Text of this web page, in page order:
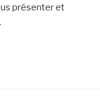
présenter et